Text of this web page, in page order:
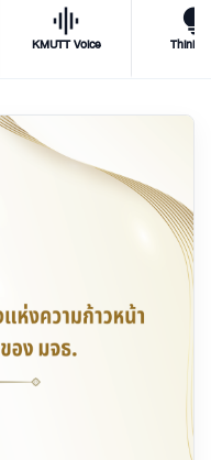
graphic_eq
KMUTT Voice Think